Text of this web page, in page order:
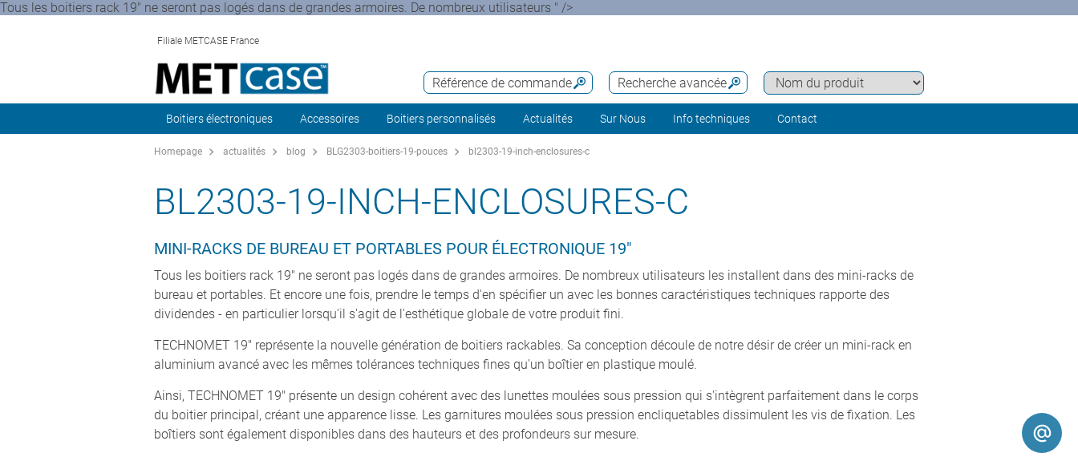
Tous les boitiers rack 19" ne seront pas logés dans de grandes armoires. De nombreux utilisateurs " />
Filiale METCASE France
Recherche avancée
Référence de commande
Boitiers électroniques Accessoires Boitiers personnalisés Actualités Sur Nous Info techniques Contact
Homepage actualités blog BLG2303-boitiers-19-pouces bl2303-19-inch-enclosures-c
BL2303-19-INCH-ENCLOSURES-C
MINI-RACKS DE BUREAU ET PORTABLES POUR ÉLECTRONIQUE 19"
Tous les boitiers rack 19" ne seront pas logés dans de grandes armoires. De nombreux utilisateurs les installent dans des mini-racks de
bureau et portables. Et encore une fois, prendre le temps d'en spécifier un avec les bonnes caractéristiques techniques rapporte des
dividendes - en particulier lorsqu'il s'agit de l'esthétique globale de votre produit fini.
TECHNOMET 19" représente la nouvelle génération de boitiers rackables. Sa conception découle de notre désir de créer un mini-rack en
aluminium avancé avec les mêmes tolérances techniques fines qu'un boîtier en plastique moulé.
Ainsi, TECHNOMET 19" présente un design cohérent avec des lunettes moulées sous pression qui s'intègrent parfaitement dans le corps
du boitier principal, créant une apparence lisse. Les garnitures moulées sous pression encliquetables dissimulent les vis de fixation. Les
boîtiers sont également disponibles dans des hauteurs et des profondeurs sur mesure.